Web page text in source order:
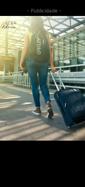
- Publicidade -